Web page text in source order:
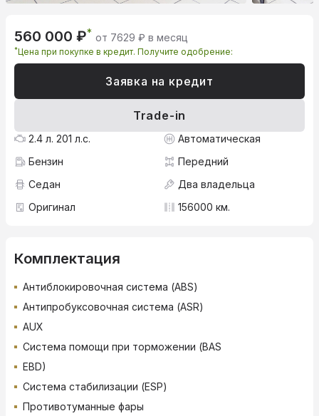
560 000 ₽* от 7629 ₽ в месяц
*Цена при покупке в кредит. Получите одобрение:
Заявка на кредит
Trade-in
2.4 л. 201 л.с.
Автоматическая
Бензин
Передний
Седан
Два владельца
Оригинал
156000 км.
Комплектация
Антиблокировочная система (ABS)
Антипробуксовочная система (ASR)
AUX
Система помощи при торможении (BAS
EBD)
Система стабилизации (ESP)
Противотуманные фары